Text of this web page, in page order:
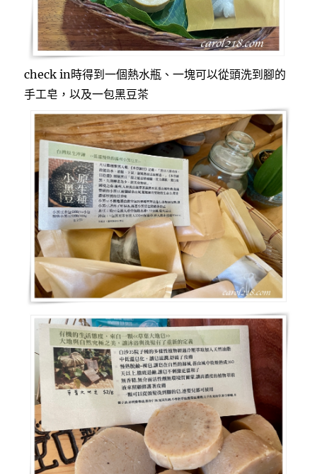
check in時得到一個熱水瓶、一塊可以從頭洗到腳的
手工皂，以及一包黑豆茶